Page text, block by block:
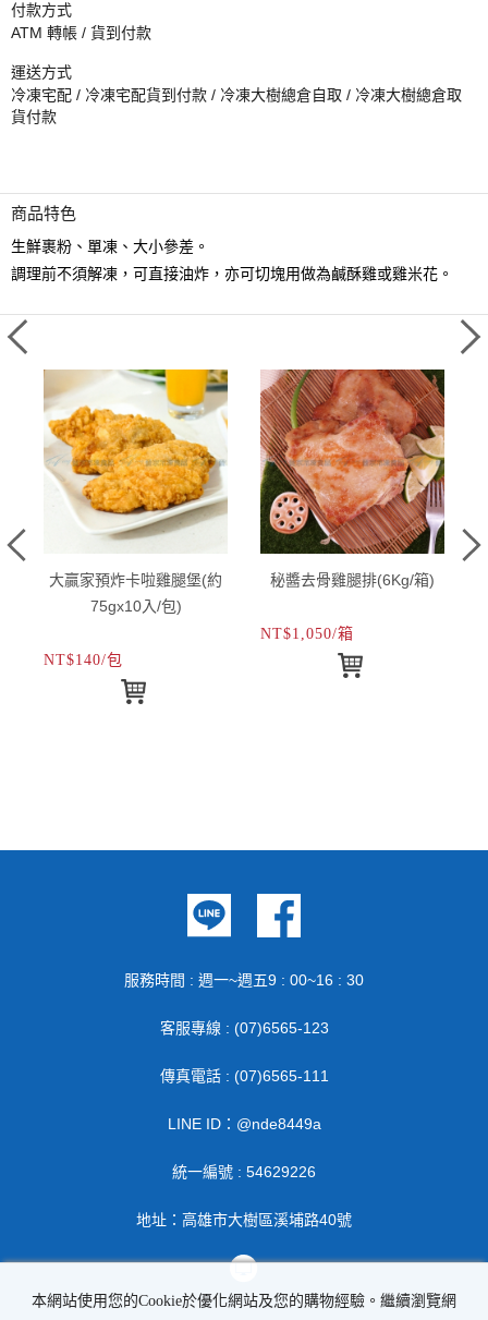
付款方式
ATM 轉帳 / 貨到付款
運送方式
冷凍宅配 / 冷凍宅配貨到付款 / 冷凍大樹總倉自取 / 冷凍大樹總倉取
貨付款
商品特色
生鮮裹粉、單凍、大小參差。
調理前不須解凍，可直接油炸，亦可切塊用做為鹹酥雞或雞米花。
大贏家預炸卡啦雞腿堡(約
75gx10入/包)
NT$140/包
秘醬去骨雞腿排(6Kg/箱)
NT$1,050/箱
服務時間 : 週一~週五9 : 00~16 : 30
客服專線 : (07)6565-123
傳真電話 : (07)6565-111
LINE ID：@nde8449a
統一編號 : 54629226
地址：高雄市大樹區溪埔路40號
本網站使用您的Cookie於優化網站及您的購物經驗。繼續瀏覽網